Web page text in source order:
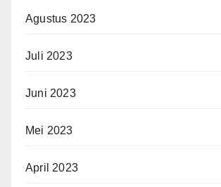
Agustus 2023
Juli 2023
Juni 2023
Mei 2023
April 2023